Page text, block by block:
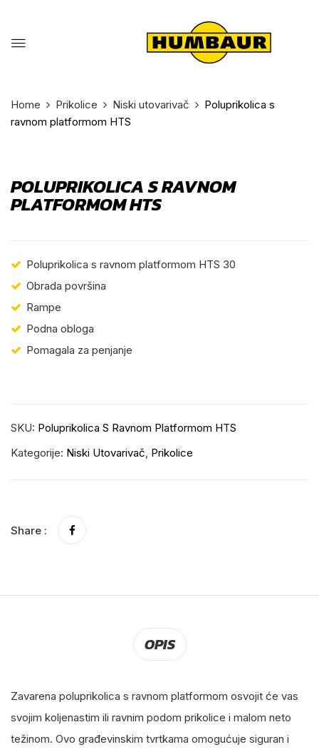
Home Prikolice Niski utovarivač
Poluprikolica s
ravnom platformom HTS
POLUPRIKOLICA S RAVNOM
PLATFORMOM HTS
Poluprikolica s ravnom platformom HTS 30
Obrada površina
Rampe
Podna obloga
Pomagala za penjanje
SKU: Poluprikolica S Ravnom Platformom HTS
Kategorije: Niski Utovarivač Prikolice
Share :
OPIS
Zavarena poluprikolica s ravnom platformom osvojit će vas
svojim koljenastim ili ravnim podom prikolice i malom neto
težinom. Ovo građevinskim tvrtkama omogućuje siguran i